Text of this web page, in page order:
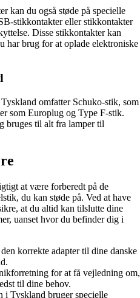
kan du også støde på specielle
stikkontakter eller stikkontakter
Disse stikkontakter kan
har brug for at oplade elektroniske
omfatter Schuko-stik, som
som Europlug og Type F-stik.
bruges til alt fra lamper til
at være forberedt på de
du kan støde på. Ved at have
at du altid kan tilslutte dine
uanset hvor du befinder dig i
korrekte adapter til dine danske
for at få vejledning om,
til dine behov.
i Tyskland bruger specielle